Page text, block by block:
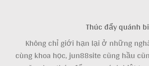
Thúc đẩy quánh
Không chỉ giới hạn lại ở những
cùng khoa học, jun88site cũng hầu